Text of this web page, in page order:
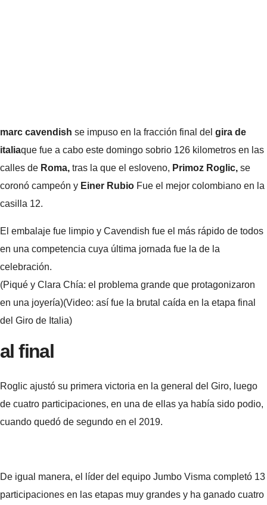
marc cavendish se impuso en la fracción final del gira de
italiaque fue a cabo este domingo sobrio 126 kilometros en las
calles de Roma, tras la que el esloveno, Primoz Roglic, se
coronó campeón y Einer Rubio Fue el mejor colombiano en la
casilla 12.
El embalaje fue limpio y Cavendish fue el más rápido de todos
en una competencia cuya última jornada fue la de la
celebración.
(Piqué y Clara Chía: el problema grande que protagonizaron
en una joyería)(Video: así fue la brutal caída en la etapa final
del Giro de Italia)
al final
Roglic ajustó su primera victoria en la general del Giro, luego
de cuatro participaciones, en una de ellas ya había sido podio,
cuando quedó de segundo en el 2019.
De igual manera, el líder del equipo Jumbo Visma completó 13
participaciones en las etapas muy grandes y ha ganado cuatro